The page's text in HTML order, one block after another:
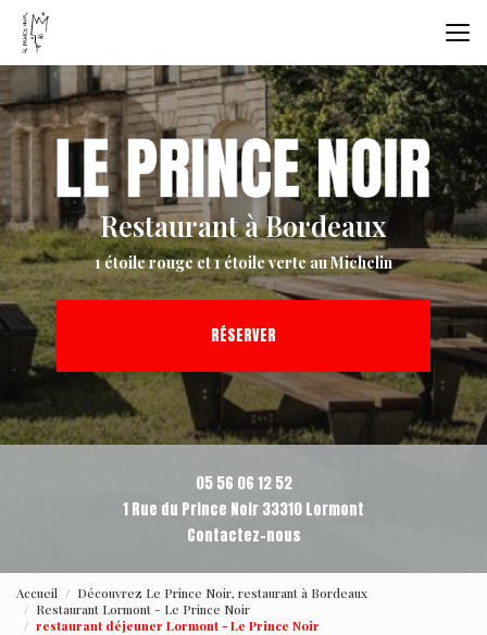
Aller
contenu
principal
Restaurant à Bordeaux
1 étoile rouge et 1 étoile verte au Michelin
RÉSERVER
05 56 06 12 52
1 Rue du Prince Noir 33310 Lormont
Contactez-nous
Accueil
Découvrez Le Prince Noir, restaurant à Bordeaux
Restaurant Lormont - Le Prince Noir
restaurant déjeuner Lormont - Le Prince Noir